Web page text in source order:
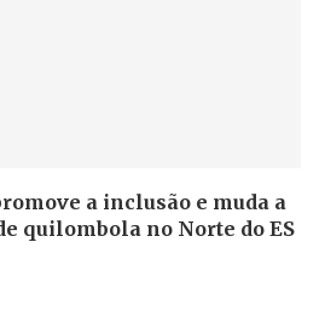
a inclusão e muda a
quilombola no Norte do ES